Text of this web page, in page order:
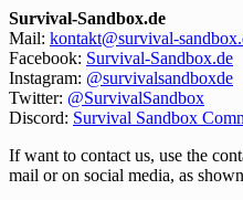
Survival-Sandbox.de
Mail: kontakt@survival-
Facebook: Survival-Sandbox.de
Instagram: @survivalsandboxde
Twitter: @SurvivalSandbox
Discord: Survival Sandbox
If want to contact us, use the
mail or on social media, as